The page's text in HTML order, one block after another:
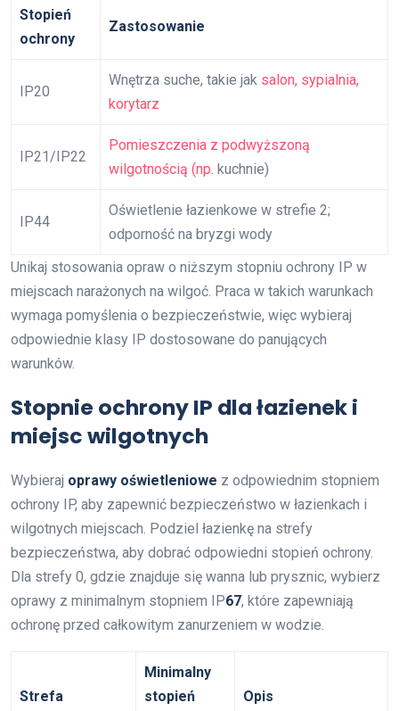
Stopień
ochrony
Zastosowanie
IP20
Wnętrza suche, takie jak salon, sypialnia,
korytarz
IP21/IP22
Pomieszczenia z podwyższoną
wilgotnością (np. kuchnie)
IP44
Oświetlenie łazienkowe w strefie 2;
odporność na bryzgi wody
Unikaj stosowania opraw o niższym stopniu ochrony IP w
miejscach narażonych na wilgoć. Praca w takich warunkach
wymaga pomyślenia o bezpieczeństwie, więc wybieraj
odpowiednie klasy IP dostosowane do panujących
warunków.
Stopnie ochrony IP dla łazienek i
miejsc wilgotnych
Wybieraj oprawy oświetleniowe z odpowiednim stopniem
ochrony IP, aby zapewnić bezpieczeństwo w łazienkach i
wilgotnych miejscach. Podziel łazienkę na strefy
bezpieczeństwa, aby dobrać odpowiedni stopień ochrony.
Dla strefy 0, gdzie znajduje się wanna lub prysznic, wybierz
oprawy z minimalnym stopniem IP67, które zapewniają
ochronę przed całkowitym zanurzeniem w wodzie.
Strefa
Minimalny
stopień
Opis